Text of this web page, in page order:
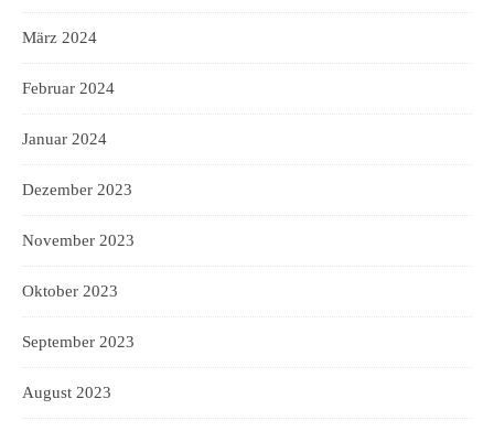
März 2024
Februar 2024
Januar 2024
Dezember 2023
November 2023
Oktober 2023
September 2023
August 2023